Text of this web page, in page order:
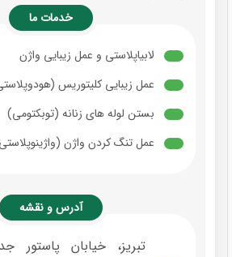
خدمات ما
لابیاپلاستی و عمل زیبایی واژن
عمل زیبایی کلیتوریس
بستن لوله های زنانه (توبکتومی)
عمل تنگ کردن واژن
آدرس و نقشه
تبریز، خیابان پاستور